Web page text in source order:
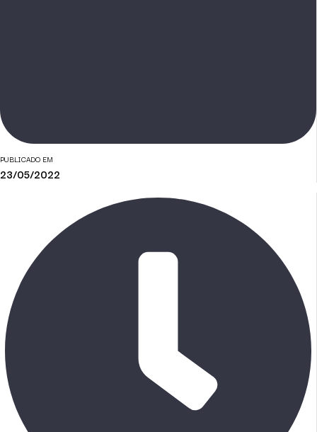
PUBLICADO EM
23/05/2022